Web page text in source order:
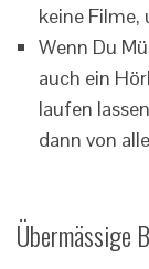
keine Filme,
Wenn Du
auch ein
laufen
dann von
Übermässige